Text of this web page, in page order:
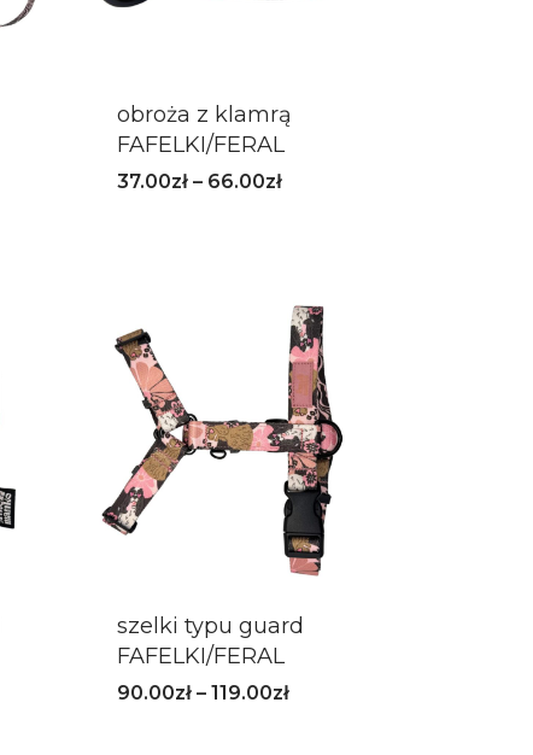
obroża z klamrą
FAFELKI/FERAL
37.00zł – 66.00zł
szelki typu guard
FAFELKI/FERAL
90.00zł – 119.00zł